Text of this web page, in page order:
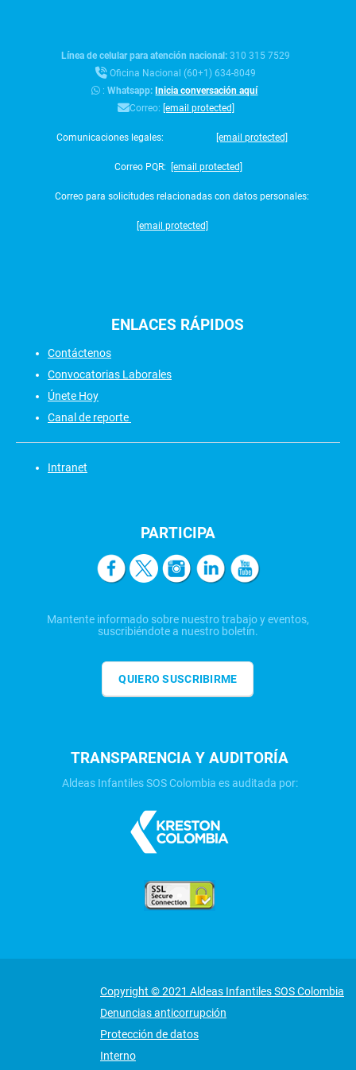
Línea de celular para atención nacional:310 315 7529
Oficina Nacional (60+1) 634-8049
:Whatsapp: Inicia conversación aquí
Correo: [email protected]
Comunicaciones legales: [email protected]
Correo PQR: [email protected]
Correo para solicitudes relacionadas con datos personales:
[email protected]
ENLACES RÁPIDOS
Contáctenos
Convocatorias Laborales
Únete Hoy
Canal de reporte
Intranet
PARTICIPA
Mantente informado sobre nuestro trabajo y eventos,
suscribiéndote a nuestro boletín.
QUIERO SUSCRIBIRME
TRANSPARENCIA Y AUDITORÍA
Aldeas Infantiles SOS Colombia es auditada por:
Copyright © 2021 Aldeas Infantiles SOS Colombia
Denuncias anticorrupción
Protección de datos
Interno